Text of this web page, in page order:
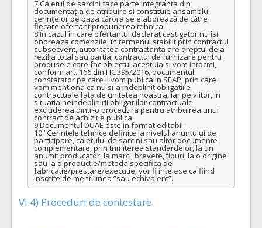
7.Caietul de sarcini face parte integranta din
documentaţia de atribuire si constituie ansamblul
cerinţelor pe baza cărora se elaborează de către
fiecare ofertant propunerea tehnica.
8.În cazul în care ofertantul declarat castigator nu îsi
onoreaza comenzile, în termenul stabilit prin contractul
subsecvent, autoritatea contractanta are dreptul de a
rezilia total sau partial contractul de furnizare pentru
produsele care fac obiectul acestuia si vom intocmi,
conform art. 166 din HG395/2016, documentul
constatator pe care il vom publica in SEAP, prin care
vom mentiona ca nu si-a indeplinit obligatiile
contractuale fata de unitatea noastra, iar pe viitor, in
situatia neindeplinirii obligatiilor contractuale,
excluderea dintr-o procedura pentru atribuirea unui
contract de achizitie publica.
9.Documentul DUAE este in format editabil.
10.”Cerintele tehnice definite la nivelul anuntului de
participare, caietului de sarcini sau altor documente
complementare, prin trimiterea standardelor, la un
anumit producator, la marci, brevete, tipuri, la o origine
sau la o productie/metoda specifica de
fabricatie/prestare/executie, vor fi intelese ca fiind
insotite de mentiunea ”sau echivalent”.
VI.4) Proceduri de contestare